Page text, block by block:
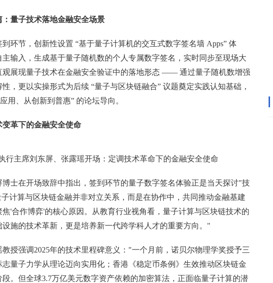
量子技术落地金融安全场景
环节，创新性设置 “基于量子计算机的交互式数字签名墙 Apps” 体
输入，生成基于量子随机数的个人专属数字签名，实时同步至现场大
观展现量子技术在金融安全验证中的落地形态 —— 通过量子随机数增强
，更以实操形式为后续 “量子与区块链融合” 议题奠定实践认知基础，
用、从创新到普惠” 的论坛导向。
革下的金融安全使命
行主席刘东屏、张露瑶开场：定调技术革命下的金融安全使命
博士在开场致辞中指出，签到环节的量子数字签名体验正是当天探讨"技
计算与区块链金融并非对立关系，而是在协作中，共同推动金融基建
'合作博弈'的核心原因。从教育行业视角看，量子计算与区块链技术的
施的技术革新，更是培养新一代跨学科人才的重要方向。"
授强调2025年的技术里程碑意义："一个月前，诺贝尔物理学奖授予三
量子力学从理论迈向实用化；香港《稳定币条例》生效推动区块链金
。但全球3.7万亿美元数字资产依赖的加密算法，正面临量子计算的潜